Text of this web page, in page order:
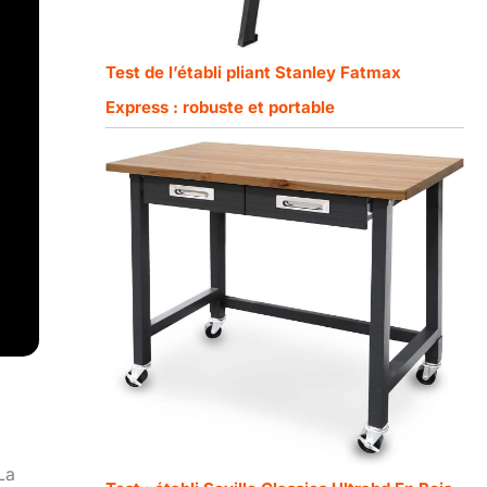
Test de l’établi pliant Stanley Fatmax
Express : robuste et portable